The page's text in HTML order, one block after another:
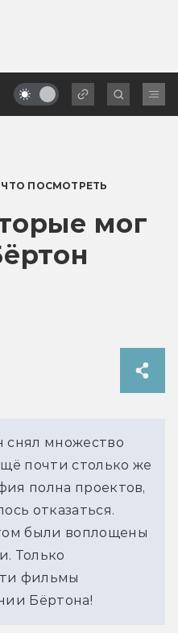
ЧТО ПОСМОТРЕТЬ
мог
снял множество
почти столько же
полна проектов,
отказаться.
были воплощены
Только
фильмы
Бёртона!